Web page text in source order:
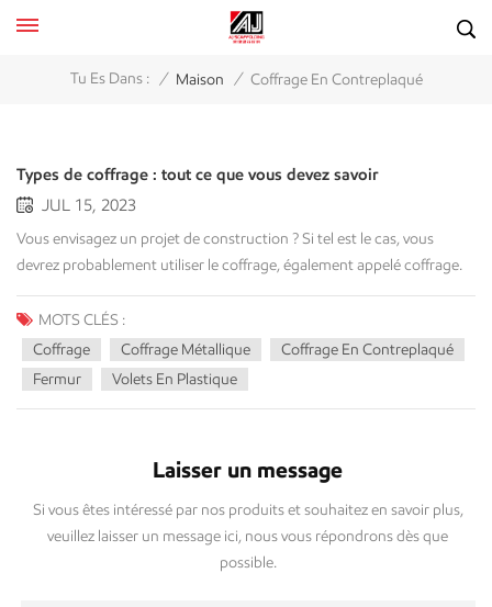
Tu Es Dans : / Maison / Coffrage En Contreplaqué
Types de coffrage : tout ce que vous devez savoir
JUL 15, 2023
Vous envisagez un projet de construction ? Si tel est le cas, vous
devrez probablement utiliser le coffrage, également appelé coffrage.
Le coffrage fait référence aux structures temporaires utilisées pour
soutenir le béton fraîchement coulé jusqu'à ce qu'il prenne et
durcisse. C'est un élément essentiel de la construction, mais il existe
de nombreux types de coffrages différents parmi lesquels choisir.
Dans cet article, nous examinerons de plus près les différents types de
processus de construction. Il est utilisé pour créer un moule ou un
coffrage pour le béton, qui est ensuite coulé dans le coffrage pour
créer la forme souhaitée. Les coffrages doivent être solides et
robustes pour supporter le poids du béton et de tout autre matériau
MOTS CLÉS :
Coffrage
Coffrage Métallique
Coffrage En Contreplaqué
Fermur
Volets En Plastique
Laisser un message
Si vous êtes intéressé par nos produits et souhaitez en savoir plus,
veuillez laisser un message ici, nous vous répondrons dès que
possible.